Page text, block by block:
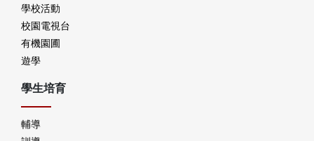
學校活動
校園電視台
有機園圃
遊學
學生培育
輔導